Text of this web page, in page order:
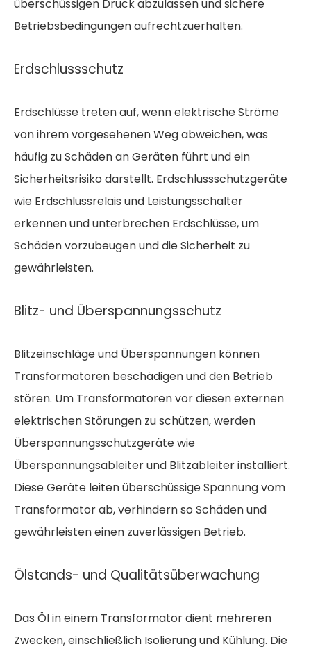
überschüssigen Druck abzulassen und sichere
Betriebsbedingungen aufrechtzuerhalten.
Erdschlussschutz
Erdschlüsse treten auf, wenn elektrische Ströme
von ihrem vorgesehenen Weg abweichen, was
häufig zu Schäden an Geräten führt und ein
Sicherheitsrisiko darstellt. Erdschlussschutzgeräte
wie Erdschlussrelais und Leistungsschalter
erkennen und unterbrechen Erdschlüsse, um
Schäden vorzubeugen und die Sicherheit zu
gewährleisten.
Blitz- und Überspannungsschutz
Blitzeinschläge und Überspannungen können
Transformatoren beschädigen und den Betrieb
stören. Um Transformatoren vor diesen externen
elektrischen Störungen zu schützen, werden
Überspannungsschutzgeräte wie
Überspannungsableiter und Blitzableiter installiert.
Diese Geräte leiten überschüssige Spannung vom
Transformator ab, verhindern so Schäden und
gewährleisten einen zuverlässigen Betrieb.
Ölstands- und Qualitätsüberwachung
Das Öl in einem Transformator dient mehreren
Zwecken, einschließlich Isolierung und Kühlung. Die